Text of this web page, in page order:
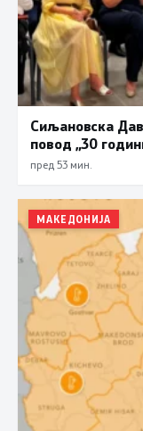
Сиљановска
повод „30
пред 53 мин.
МАКЕДОНИЈА